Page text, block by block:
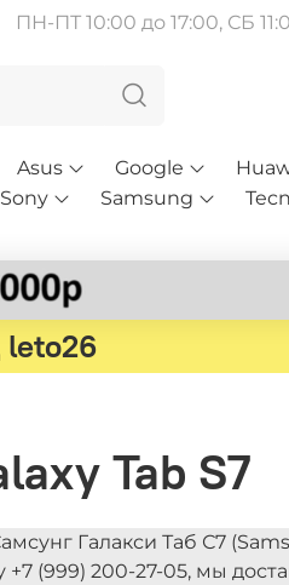
ПН-ПТ 10:00 до 17:00, СБ
Asus Google
Sony Samsung
leto26
Tab S7
Галакси Таб С7
+7 (999) 200-27-05, мы